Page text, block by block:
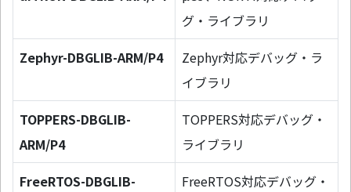
グ・ライブラリ
Zephyr-DBGLIB-ARM/P4
Zephyr対応デバッグ・ラ
イブラリ
TOPPERS-DBGLIB-
ARM/P4
TOPPERS対応デバッグ・
ライブラリ
FreeRTOS-DBGLIB-
FreeRTOS対応デバッグ・